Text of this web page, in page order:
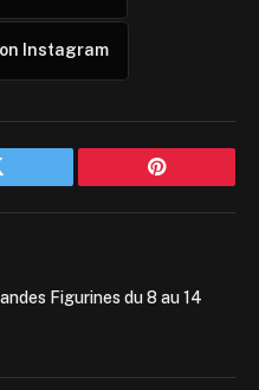
Instagram
Pinterest
Figurines du 8 au 14